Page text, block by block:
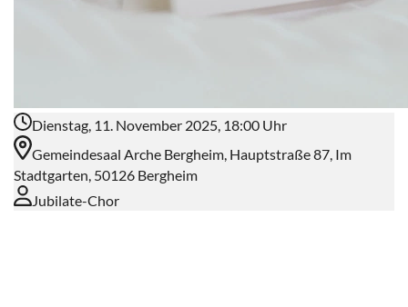
Dienstag, 11. November 2025, 18:00 Uhr
Gemeindesaal Arche Bergheim, Hauptstraße 87, Im
Stadtgarten, 50126 Bergheim
Jubilate-Chor